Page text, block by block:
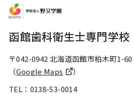
函館歯科衛生士専門学校
〒042-0942 北海道函館市柏木町1-60
（Google Maps
）
TEL： 0138-53-0014